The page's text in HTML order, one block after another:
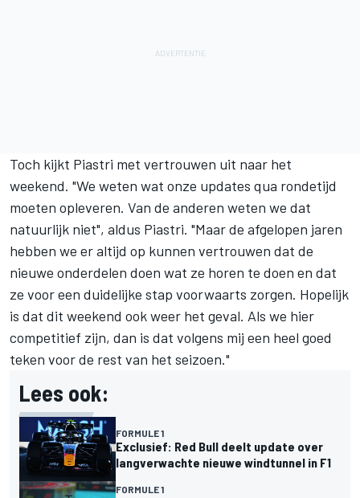
Toch kijkt Piastri met vertrouwen uit naar het
weekend. "We weten wat onze updates qua rondetijd
moeten opleveren. Van de anderen weten we dat
natuurlijk niet", aldus Piastri. "Maar de afgelopen jaren
hebben we er altijd op kunnen vertrouwen dat de
nieuwe onderdelen doen wat ze horen te doen en dat
ze voor een duidelijke stap voorwaarts zorgen. Hopelijk
is dat dit weekend ook weer het geval. Als we hier
competitief zijn, dan is dat volgens mij een heel goed
teken voor de rest van het seizoen."
Lees ook:
FORMULE 1
Exclusief: Red Bull deelt update over
langverwachte nieuwe windtunnel in F1
FORMULE 1